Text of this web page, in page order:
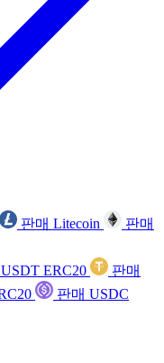
판매 Litecoin
판매
ERC20
판매
판매 USDC